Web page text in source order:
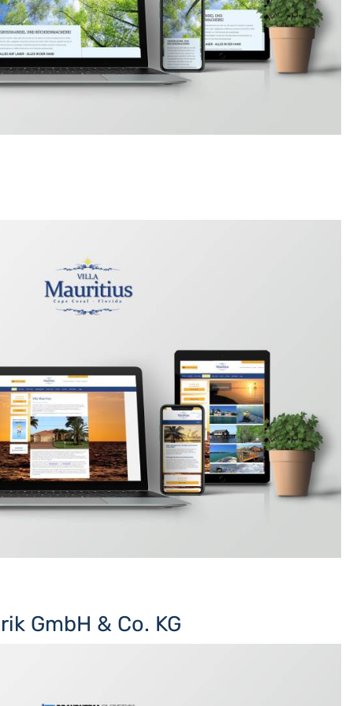
GmbH & Co. KG